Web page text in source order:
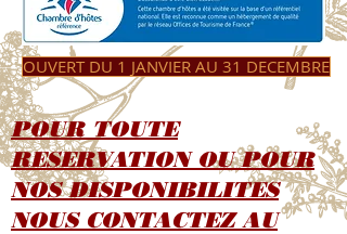
OUVERT DU 1 JANVIER AU 31 DECEMBRE
POUR TOUTE
RESERVATION OU POUR
NOS DISPONIBILITES
NOUS CONTACTEZ AU